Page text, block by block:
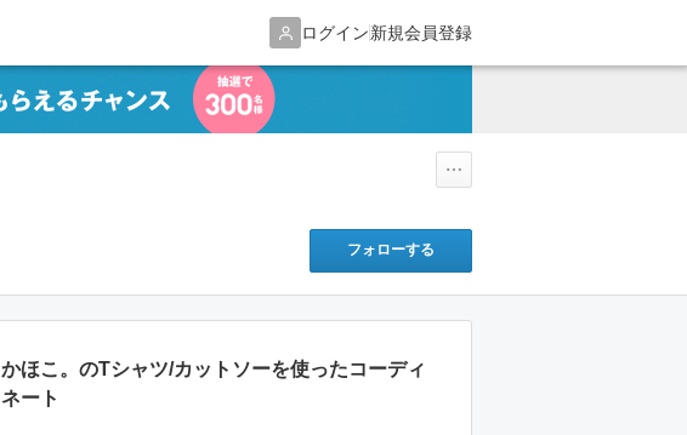
ログイン新規会員登録
フォローする
かほこ。のTシャツ/カットソーを使ったコーディ
ネート